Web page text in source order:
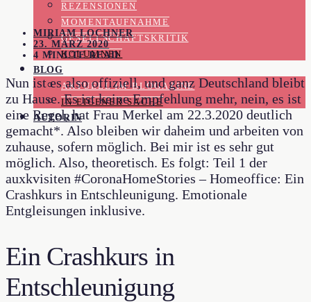
REZENSIONEN
MOMENTAUFNAHME
GESELLSCHAFTSKRITIK
KOLUMNEN
BLOG
AKTUELL IM BLOGAZINE
IN EIGENER SACHE
AUTORIN
MIRIAM LOCHNER
23. MÄRZ 2020
4 MINUTE READ
Nun ist es also offiziell, und ganz Deutschland bleibt
zu Hause. Es ist keine Empfehlung mehr, nein, es ist
eine Regel, hat Frau Merkel am 22.3.2020 deutlich
gemacht*. Also bleiben wir daheim und arbeiten von
zuhause, sofern möglich. Bei mir ist es sehr gut
möglich. Also, theoretisch. Es folgt: Teil 1 der
auxkvisiten #CoronaHomeStories – Homeoffice: Ein
Crashkurs in Entschleunigung. Emotionale
Entgleisungen inklusive.
Ein Crashkurs in
Entschleunigung